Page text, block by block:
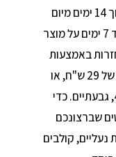
אנו נשמח להחליף או לזכות כל פריט, תוך 14 ימים מיום
קבלת ההזמנה על מוצר במחיר מלא ועד 7 ימים על מוצר
באמצעות
שליח עד הבית תוך 7 ימי עסקים ובעלות של 29 ש"ח, או
בהגעה עצמית לחנות ברחוב רמב"ם 43, גבעתיים. כדי
שברצונכם
נעליים, קולבים